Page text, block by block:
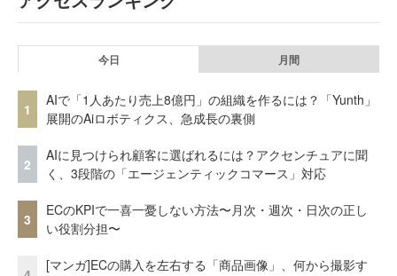
今日 月間
1
AIで「1人あたり売上8億円」の組織を作るには？「Yunth」
展開のAiロボティクス、急成長の裏側
2
AIに見つけられ顧客に選ばれるには？アクセンチュアに聞
く、3段階の「エージェンティックコマース」対応
3
ECのKPIで一喜一憂しない方法〜月次・週次・日次の正し
い役割分担〜
[マンガ]ECの購入を左右する「商品画像」、何から撮影す